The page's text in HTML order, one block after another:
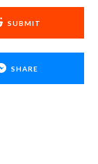
SUBMIT
SHARE